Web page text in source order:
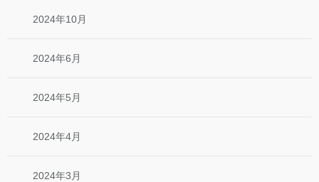
2024年10月
2024年6月
2024年5月
2024年4月
2024年3月